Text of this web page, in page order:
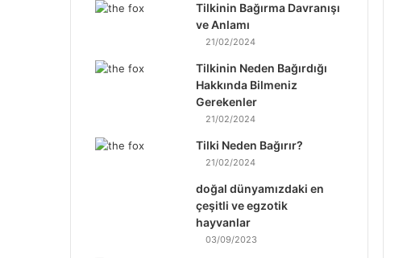
Tilkinin Bağırma Davranışı
ve Anlamı
21/02/2024
Tilkinin Neden Bağırdığı
Hakkında Bilmeniz
Gerekenler
21/02/2024
Tilki Neden Bağırır?
21/02/2024
doğal dünyamızdaki en
çeşitli ve egzotik
hayvanlar
03/09/2023